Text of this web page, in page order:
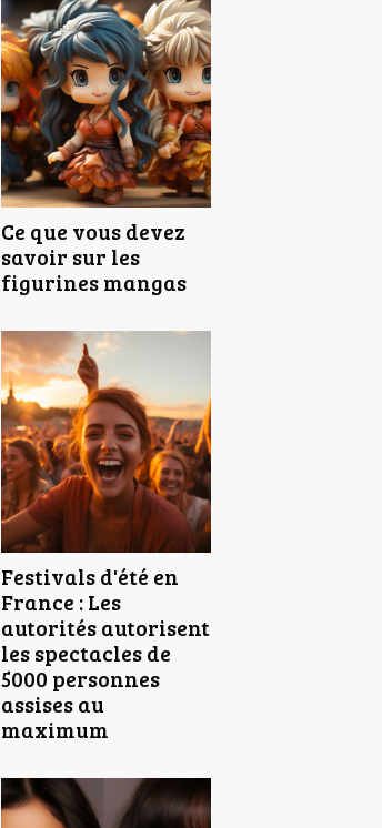
Ce que vous devez
savoir sur les
figurines mangas
Festivals d'été en
France : Les
autorités autorisent
les spectacles de
5000 personnes
assises au
maximum